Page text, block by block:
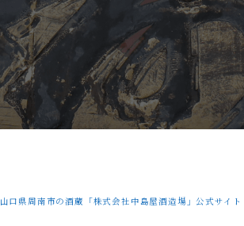
山口県周南市の酒蔵「株式会社中島屋酒造場」公式サイト